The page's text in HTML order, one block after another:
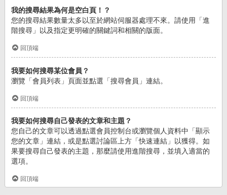
我的搜尋結果為何是空白頁！？
您的搜尋結果數量太多以至於網站伺服器處理不來。請使用「進
階搜尋」以及指定更明確的關鍵詞和相關的版面。
回頂端
我要如何搜尋某位會員？
瀏覽「會員列表」頁面並點選「搜尋會員」連結。
回頂端
我要如何搜尋自己發表的文章和主題？
您自己的文章可以透過點選會員控制台或瀏覽個人資料中「顯示
您的文章」連結，或是點選討論區上方「快速連結」以獲得。如
果要搜尋自己發表的主題，那麼請使用進階搜尋，並填入適當的
選項。
回頂端